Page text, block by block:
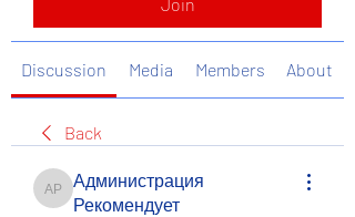
Discussion Media Members About
Back
Администрация Рекомендует
Администрация
Рекомендует